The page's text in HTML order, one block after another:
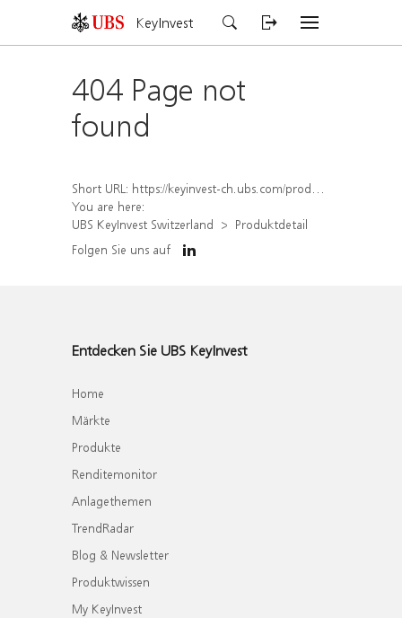
KeyInvest
404 Page not
found
Short URL: https://keyinvest-ch.ubs.com/produkt/detail/index/isin/CH1567056291
You are here:
UBS KeyInvest Switzerland
Produktdetail
Folgen Sie uns auf
Entdecken Sie UBS KeyInvest
Home
Märkte
Produkte
Renditemonitor
Anlagethemen
TrendRadar
Blog & Newsletter
Produktwissen
My KeyInvest